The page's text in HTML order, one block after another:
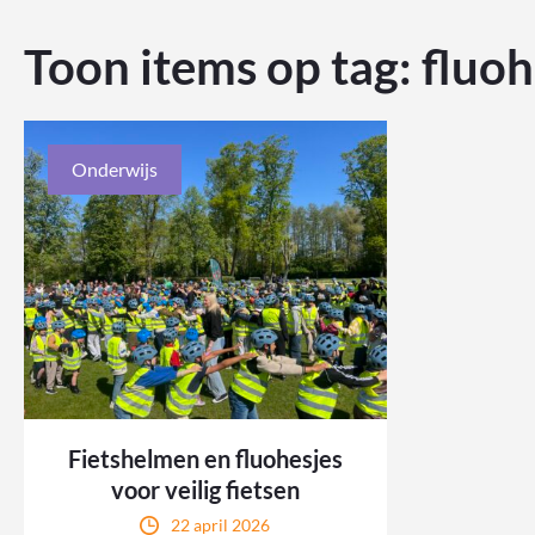
Toon items op tag:
Onderwijs
Fietshelmen en fluohesjes
voor veilig fietsen
22 april 2026